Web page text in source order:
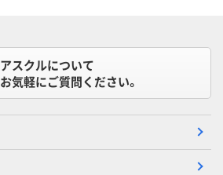
アスクルについて
お気軽にご質問ください。